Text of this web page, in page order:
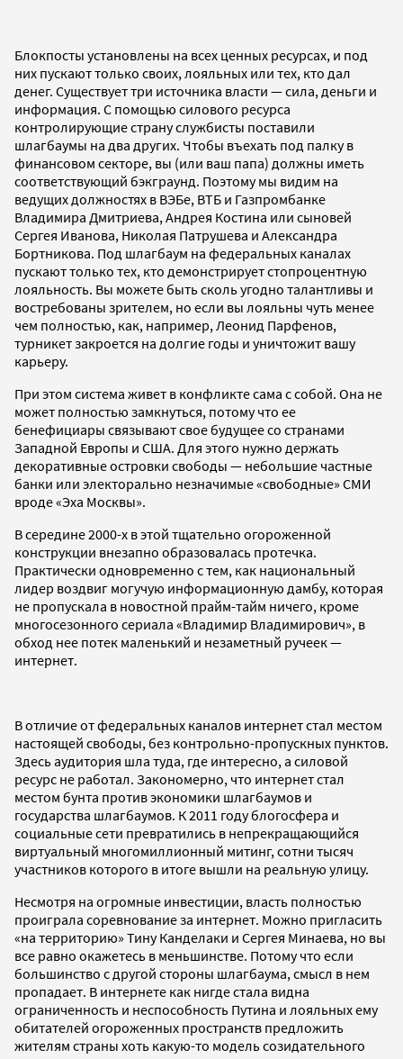
Блокпосты установлены на всех ценных ресурсах, и под
них пускают только своих, лояльных или тех, кто дал
денег. Существует три источника власти — сила, деньги и
информация. С помощью силового ресурса
контролирующие страну службисты поставили
шлагбаумы на два других. Чтобы въехать под палку в
финансовом секторе, вы (или ваш папа) должны иметь
соответствующий бэкграунд. Поэтому мы видим на
ведущих должностях в ВЭБе, ВТБ и Газпромбанке
Владимира Дмитриева, Андрея Костина или сыновей
Сергея Иванова, Николая Патрушева и Александра
Бортникова. Под шлагбаум на федеральных каналах
пускают только тех, кто демонстрирует стопроцентную
лояльность. Вы можете быть сколь угодно талантливы и
востребованы зрителем, но если вы лояльны чуть менее
чем полностью, как, например, Леонид Парфенов,
турникет закроется на долгие годы и уничтожит вашу
карьеру.
При этом система живет в конфликте сама с собой. Она не
может полностью замкнуться, потому что ее
бенефициары связывают свое будущее со странами
Западной Европы и США. Для этого нужно держать
декоративные островки свободы — небольшие частные
банки или электорально незначимые «свободные» СМИ
вроде «Эха Москвы».
В середине 2000-х в этой тщательно огороженной
конструкции внезапно образовалась протечка.
Практически одновременно с тем, как национальный
лидер воздвиг могучую информационную дамбу, которая
не пропускала в новостной прайм-тайм ничего, кроме
многосезонного сериала «Владимир Владимирович», в
обход нее потек маленький и незаметный ручеек —
интернет.
В отличие от федеральных каналов интернет стал местом
настоящей свободы, без контрольно-пропускных пунктов.
Здесь аудитория шла туда, где интересно, а силовой
ресурс не работал. Закономерно, что интернет стал
местом бунта против экономики шлагбаумов и
государства шлагбаумов. К 2011 году блогосфера и
социальные сети превратились в непрекращающийся
виртуальный многомиллионный митинг, сотни тысяч
участников которого в итоге вышли на реальную улицу.
Несмотря на огромные инвестиции, власть полностью
проиграла соревнование за интернет. Можно пригласить
«на территорию» Тину Канделаки и Сергея Минаева, но вы
все равно окажетесь в меньшинстве. Потому что если
большинство с другой стороны шлагбаума, смысл в нем
пропадает. В интернете как нигде стала видна
ограниченность и неспособность Путина и лояльных ему
обитателей огороженных пространств предложить
жителям страны хоть какую-то модель созидательного